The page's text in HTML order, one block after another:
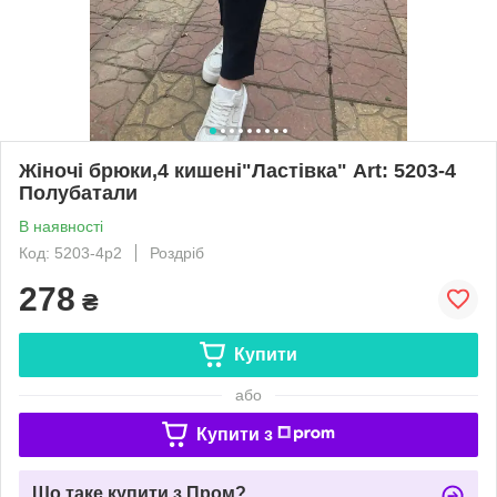
Жіночі брюки,4 кишені"Ластівка" Art: 5203-4
Полубатали
В наявності
Код: 5203-4р2
Роздріб
278 ₴
Купити
або
Купити з
Що таке купити з Пром?